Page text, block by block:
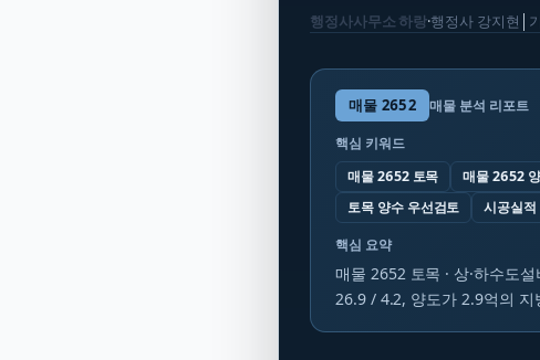
행정사사무소 하랑·행정사 강지현
매물 2652 매물 분석 리포트
핵심 키워드
매물 2652 토목
매물 2652
토목 양수 우선검토
시공실
핵심 요약
매물 2652 토목 · 상·하수도
26.9 / 4.2, 양도가 2.9억의 지